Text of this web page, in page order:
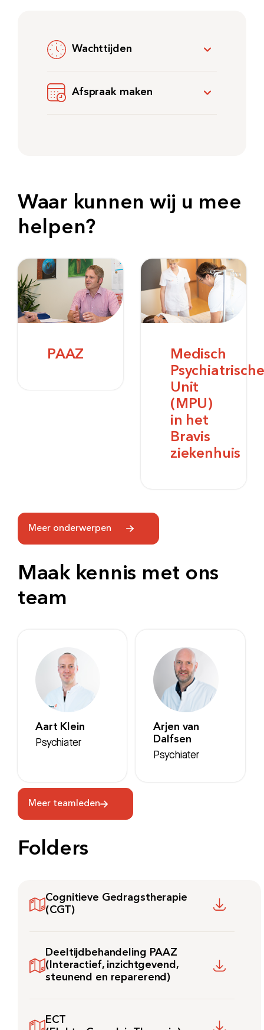
Wachttijden
Afspraak maken
Waar kunnen wij u mee
helpen?
PAAZ
Medisch
Psychiatrische
Unit
(MPU)
in het
Bravis
ziekenhuis
Meer onderwerpen
Maak kennis met ons
team
Aart Klein
Psychiater
Arjen van
Dalfsen
Psychiater
Meer teamleden
Folders
Cognitieve Gedragstherapie
(CGT)
Deeltijdbehandeling PAAZ
(Interactief, inzichtgevend,
steunend en reparerend)
ECT